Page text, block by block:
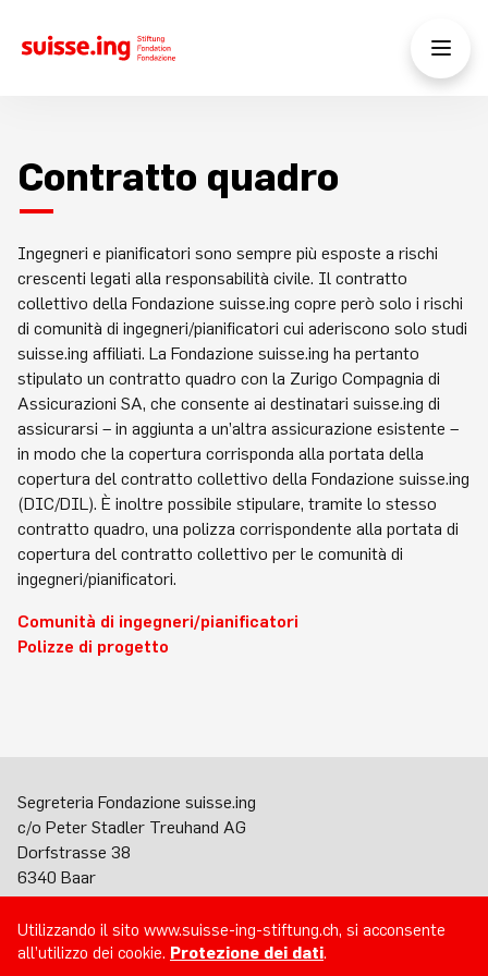
Contratto quadro
Ingegneri e pianificatori sono sempre più esposte a rischi
crescenti legati alla responsabilità civile. Il contratto
collettivo della Fondazione suisse.ing copre però solo i rischi
di comunità di ingegneri/pianificatori cui aderiscono solo studi
suisse.ing affiliati. La Fondazione suisse.ing ha pertanto
stipulato un contratto quadro con la Zurigo Compagnia di
Assicurazioni SA, che consente ai destinatari suisse.ing di
assicurarsi – in aggiunta a un’altra assicurazione esistente –
in modo che la copertura corrisponda alla portata della
copertura del contratto collettivo della Fondazione suisse.ing
(DIC/DIL). È inoltre possibile stipulare, tramite lo stesso
contratto quadro, una polizza corrispondente alla portata di
copertura del contratto collettivo per le comunità di
ingegneri/pianificatori.
Comunità di ingegneri/pianificatori
Polizze di progetto
Segreteria Fondazione suisse.ing
c/o Peter Stadler Treuhand AG
Dorfstrasse 38
6340 Baar
Tel. +41 (0)77 409 98 24
Invia e-mail
Utilizzando il sito www.suisse-ing-stiftung.ch, si acconsente
all’utilizzo dei cookie. Protezione dei dati.